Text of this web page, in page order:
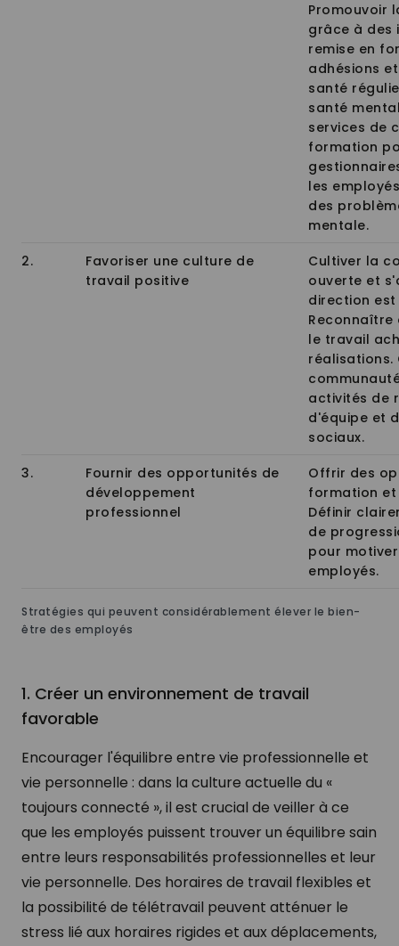
Promouvoir
grâce à des
remise en
adhésions
santé
santé
services de
formation
les
des
mentale.
2.
Favoriser une culture de
travail positive
Cultiver la
ouverte et
direction
le travail
réalisations.
activités de
d'équipe et
sociaux.
3.
Fournir des opportunités de
développement
professionnel
Offrir des
formation
Définir
de
pour
employés.
Stratégies qui peuvent considérablement élever le bien-
être des employés
1. Créer un environnement de travail
favorable
Encourager l'équilibre entre vie professionnelle et
vie personnelle : dans la culture actuelle du «
toujours connecté », il est crucial de veiller à ce
que les employés puissent trouver un équilibre sain
entre leurs responsabilités professionnelles et leur
vie personnelle. Des horaires de travail flexibles et
la possibilité de télétravail peuvent atténuer le
stress lié aux horaires rigides et aux déplacements,